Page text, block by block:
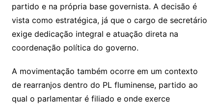
partido e na própria base governista. A decisão é
vista como estratégica, já que o cargo de secretário
exige dedicação integral e atuação direta na
coordenação política do governo.
A movimentação também ocorre em um contexto
de rearranjos dentro do PL fluminense, partido ao
qual o parlamentar é filiado e onde exerce